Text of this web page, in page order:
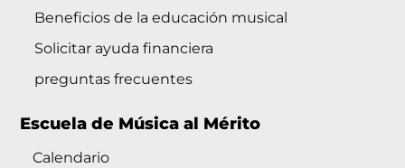
Beneficios de la educación musical
Solicitar ayuda financiera
preguntas frecuentes
Escuela de Música al Mérito
Calendario